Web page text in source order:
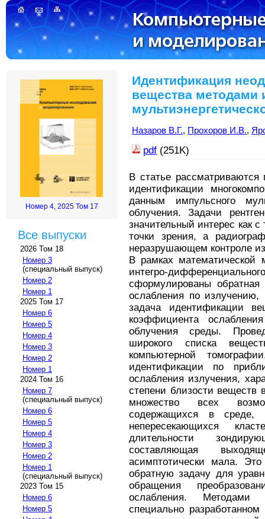
Номер 4, 2025 Том 17
Все выпуски
2026 Том 18
Номер 3
(специальный выпуск)
Номер 2
Номер 1
2025 Том 17
Номер 6
Номер 5
Номер 4
Номер 3
Номер 2
Номер 1
2024 Том 16
Номер 7
(специальный выпуск)
Номер 6
Номер 5
Номер 4
Номер 3
Номер 2
Номер 1
(специальный выпуск)
2023 Том 15
Номер 6
Номер 5
Идентификация
вещества методами
Назаров В.Г., Прохоров И.В.,
pdf (251K)
В статье
идентификации
данным импульсного
облучения. Задачи
значительный интерес как с
точки зрения, а
неразрушающем контроле
В рамках математической
интегро-
сформулированы
ослабления по излучению,
задача идентификации
коэффициента
облучения среды.
широкого списка
компьютерной
идентификации по
ослабления излучения,
степени близости веществ
множество всех
содержащихся в среде,
непересекающихся
длительности
составляющая
асимптотически мала. Это
обратную задачу для
обращения
ослабления. Методами
специально